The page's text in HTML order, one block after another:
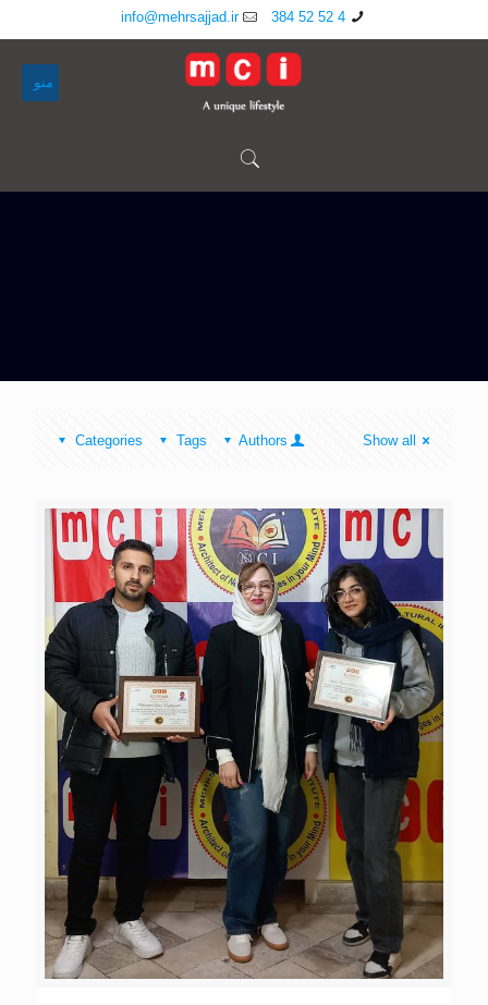
4 52 52 384
info@mehrsajjad.ir
منو
Categories Tags Authors Show all